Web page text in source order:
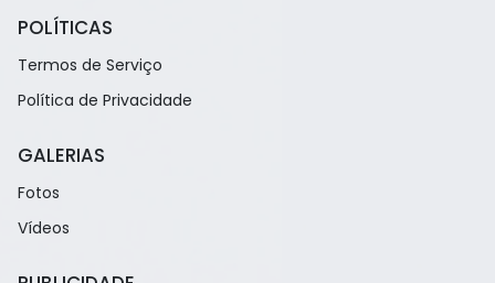
POLÍTICAS
Termos de Serviço
Política de Privacidade
GALERIAS
Fotos
Vídeos